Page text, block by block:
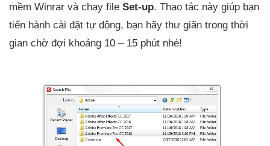
mềm Winrar và chạy file Set-up. Thao tác này giúp bạn
tiến hành cài đặt tự động, bạn hãy thư giãn trong thời
gian chờ đợi khoảng 10 – 15 phút nhé!